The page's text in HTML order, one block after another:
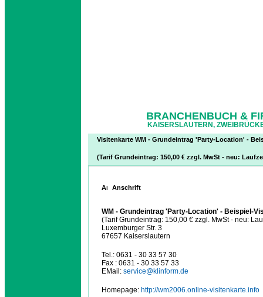
BRANCHENBUCH &
KAISERSLAUTERN,
Visitenkarte WM - Grundeintrag 'Party-Location' -
(Tarif Grundeintrag: 150,00 € zzgl. MwSt - neu:
Anschrift
WM - Grundeintrag 'Party-Location' - Beispiel-
(Tarif Grundeintrag: 150,00 € zzgl. MwSt - neu:
Luxemburger Str. 3
67657 Kaiserslautern
Tel.: 0631 - 30 33 57 30
Fax : 0631 - 30 33 57 33
EMail: service@klinform.de
Homepage: http://wm2006.online-visitenkarte.info